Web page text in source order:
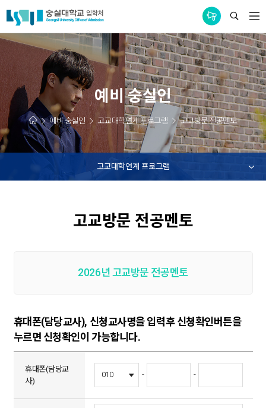
통합공지사항
예비 숭실인
예비 숭실인 고교대학연계 프로그램 고교방문 전공멘토
고교대학연계 프로그램
고교방문 전공멘토
2026년 고교방문 전공멘토
휴대폰(담당교사), 신청교사명을 입력후 신청확인버튼을
누르면 신청확인이 가능합니다.
휴대폰(담당교
사)
- -